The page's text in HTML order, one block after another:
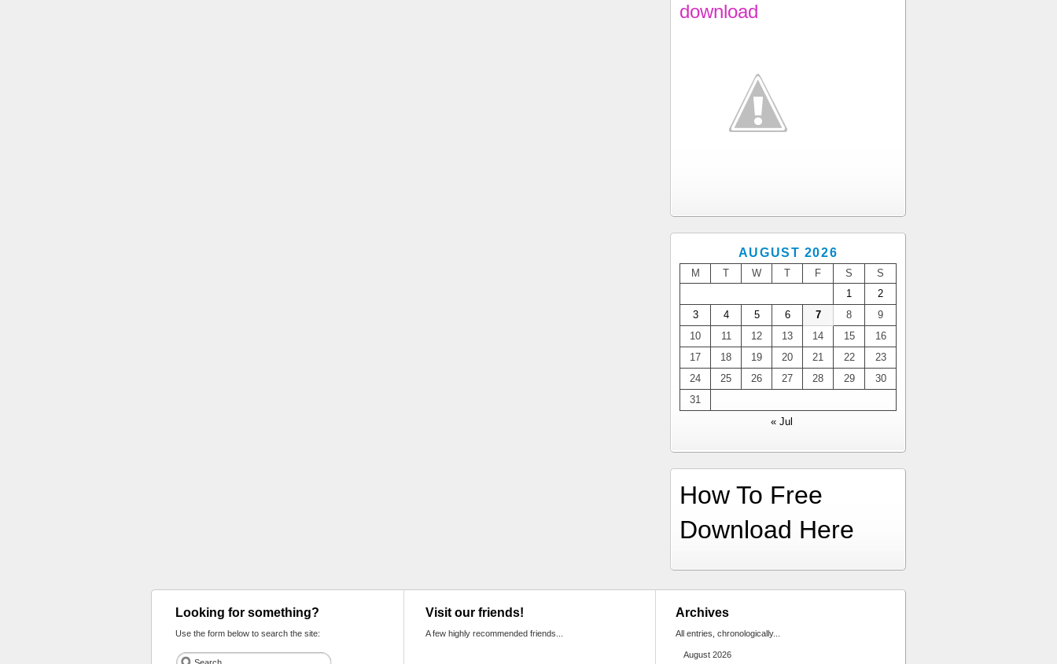
download
AUGUST 2026
M T W T F S
S
1
2
3
4 5 6 7 8
9
10
11 12 13 14 15
16
17
18 19 20 21 22
23
24
25 26 27 28 29
30
31
« Jul
How To Free
Download Here
Looking for something?
Use the form below to search the site:
Visit our friends!
A few highly recommended friends...
Archives
All entries, chronologically...
August 2026